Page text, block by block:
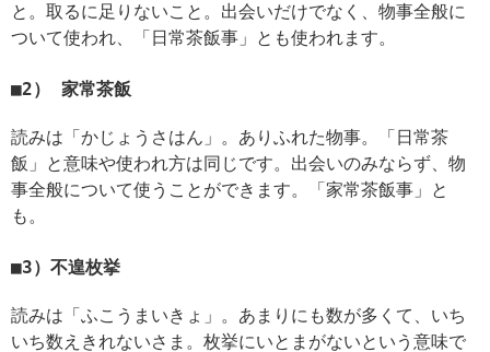
と。取るに足りないこと。出会いだけでなく、物事全般に
ついて使われ、「日常茶飯事」とも使われます。
2） 家常茶飯
読みは「かじょうさはん」。ありふれた物事。「日常茶
飯」と意味や使われ方は同じです。出会いのみならず、物
事全般について使うことができます。「家常茶飯事」と
も。
3）不遑枚挙
読みは「ふこうまいきょ」。あまりにも数が多くて、いち
いち数えきれないさま。枚挙にいとまがないという意味で